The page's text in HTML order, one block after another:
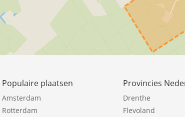
Populaire plaatsen
Amsterdam
Rotterdam
Provincies
Drenthe
Flevoland